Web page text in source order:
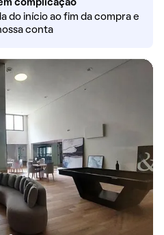
complicação
do início ao fim da compra e
conta